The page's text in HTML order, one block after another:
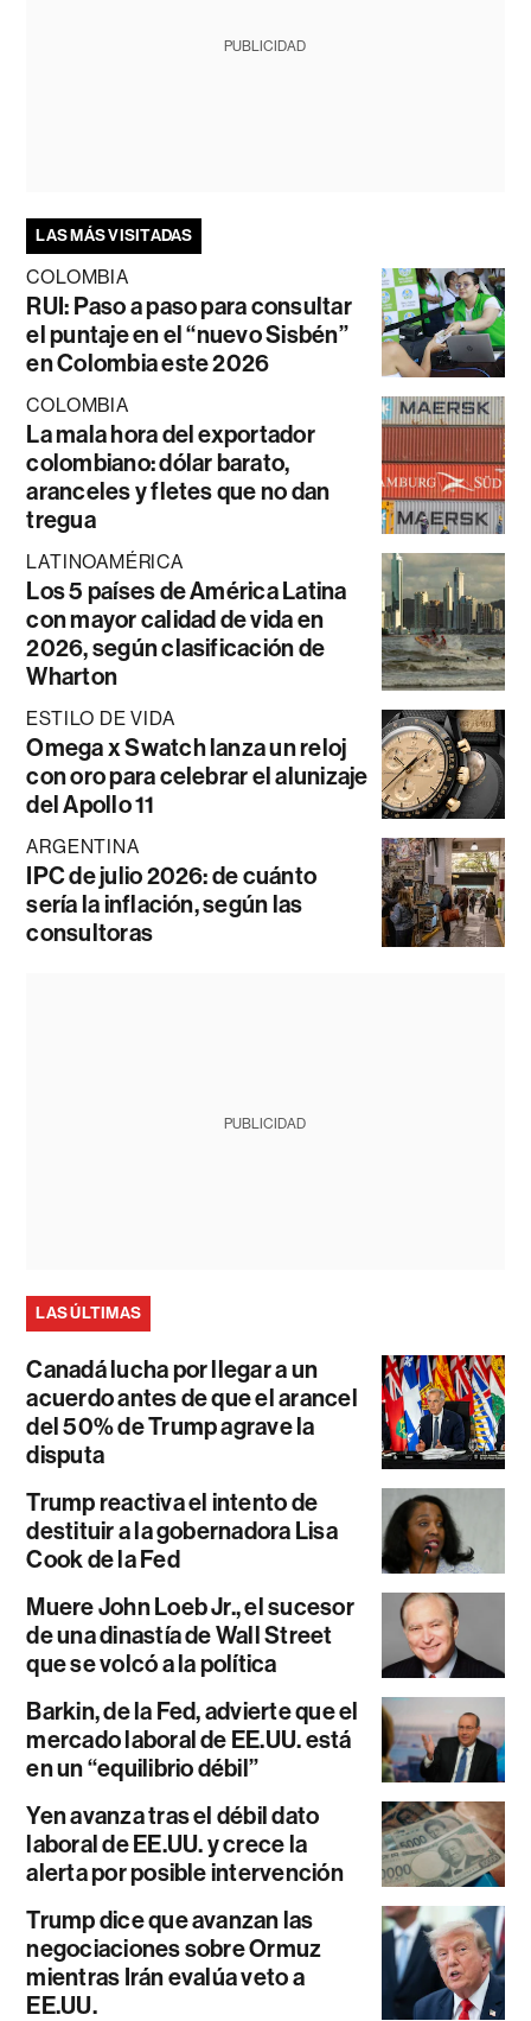
PUBLICIDAD
LAS MÁS VISITADAS
COLOMBIA
RUI: Paso a paso para consultar
el puntaje en el “nuevo Sisbén”
en Colombia este 2026
COLOMBIA
La mala hora del exportador
colombiano: dólar barato,
aranceles y fletes que no dan
tregua
LATINOAMÉRICA
Los 5 países de América Latina
con mayor calidad de vida en
2026, según clasificación de
Wharton
ESTILO DE VIDA
Omega x Swatch lanza un reloj
con oro para celebrar el alunizaje
del Apollo 11
ARGENTINA
IPC de julio 2026: de cuánto
sería la inflación, según las
consultoras
PUBLICIDAD
LAS ÚLTIMAS
Canadá lucha por llegar a un
acuerdo antes de que el arancel
del 50% de Trump agrave la
disputa
Trump reactiva el intento de
destituir a la gobernadora Lisa
Cook de la Fed
Muere John Loeb Jr., el sucesor
de una dinastía de Wall Street
que se volcó a la política
Barkin, de la Fed, advierte que el
mercado laboral de EE.UU. está
en un “equilibrio débil”
Yen avanza tras el débil dato
laboral de EE.UU. y crece la
alerta por posible intervención
Trump dice que avanzan las
negociaciones sobre Ormuz
mientras Irán evalúa veto a
EE.UU.